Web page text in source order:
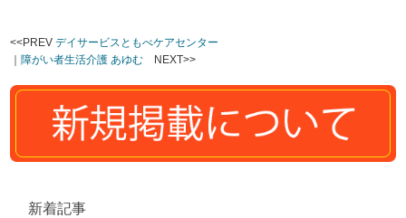
<<PREVデイサービスともべケアセンター
｜障がい者生活介護 あゆむ NEXT>>
新着記事